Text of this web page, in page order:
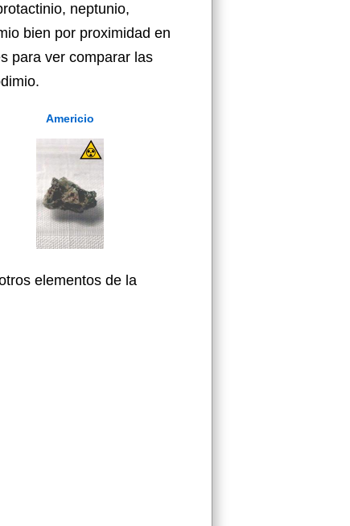
neptunio,
bien por proximidad en
para ver comparar las
Americio
elementos de la